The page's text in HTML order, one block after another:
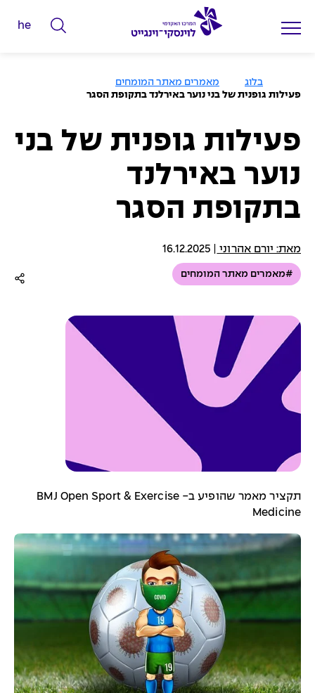
ה
ל
he
ו
ב
י
ת
בלוג
מאמרים מאתר המומחים
פעילות גופנית של בני נוער באירלנד בתקופת הסגר
פעילות גופנית של בני
נוער באירלנד
בתקופת הסגר
מאת: יורם אהרוני 16.12.2025
#מאמרים מאתר המומחים
תקציר מאמר שהופיע ב- BMJ Open Sport & Exercise
Medicine